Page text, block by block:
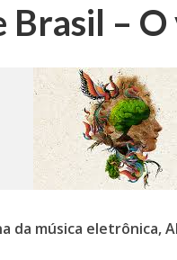
Brasil –
da música eletrônica,